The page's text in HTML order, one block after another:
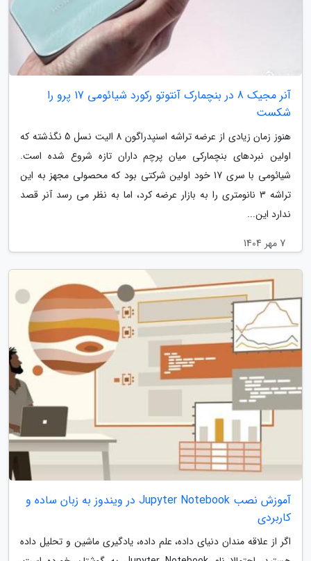
آنر مجیک 8 در بنچمارک آنتوتو رکورد شیائومی 17 پرو را
شکست
هنوز زمان زیادی از عرضه تراشه اسنپدراگون 8 الیت نسل 5 نگذشته که
اولین نبردهای بنچمارکی میان پرچم داران تازه شروع شده است.
شیائومی با سری 17 خود اولین شرکتی بود که محصولی مجهز به این
تراشه 3 نانومتری را به بازار عرضه کرد، اما به نظر می رسد آنر قصد
ندارد این...
7 مهر 1404
آموزش نصب Jupyter Notebook در ویندوز به زبان ساده و
کاربردی
اگر از علاقه مندان دنیای داده، علم داده، یادگیری ماشین و تحلیل داده